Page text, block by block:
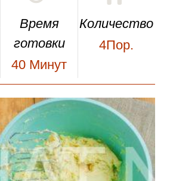
Время
готовки
40 Минут
Количество
4Пор.